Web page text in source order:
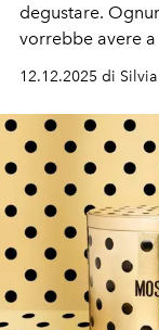
degustare.
vorrebbe avere
12.12.2025 di Silvia